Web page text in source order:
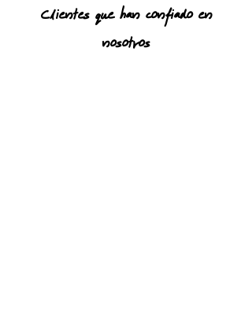
Clientes que han confiado en
nosotros